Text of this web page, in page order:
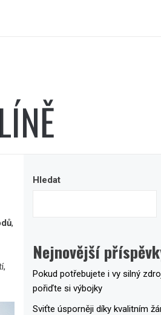
,
Hledat
Nejnovější
Pokud potřebujete i vy silný
pořiďte si výbojky
Sviťte úsporněji díky kvalitním